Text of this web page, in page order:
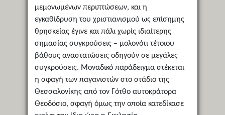
μεμονωμένων περιπτώσεων, και η
εγκαθίδρυση του χριστιανισμού ως επίσημης
θρησκείας έγινε και πάλι χωρίς ιδιαίτερης
σημασίας συγκρούσεις – μολονότι τέτοιου
βάθους αναστατώσεις οδηγούν σε μεγάλες
συγκρούσεις. Μοναδικό παράδειγμα στέκεται
η σφαγή των παγανιστών στο στάδιο της
Θεσσαλονίκης από τον Γότθο αυτοκράτορα
Θεοδόσιο, σφαγή όμως την οποία κατεδίκασε